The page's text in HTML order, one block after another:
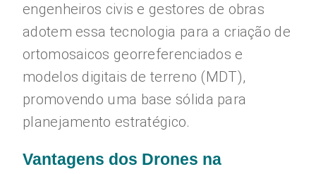
engenheiros civis e gestores de obras
adotem essa tecnologia para a criação de
ortomosaicos georreferenciados e
modelos digitais de terreno (MDT),
promovendo uma base sólida para
planejamento estratégico.
Vantagens dos Drones na